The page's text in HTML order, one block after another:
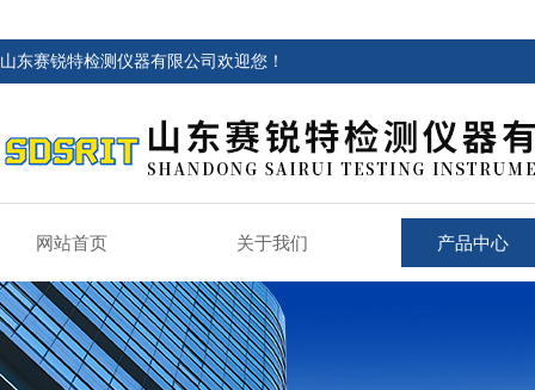
山东赛锐特检测仪器有限公司欢迎您！
网站首页 关于我们 产品中心